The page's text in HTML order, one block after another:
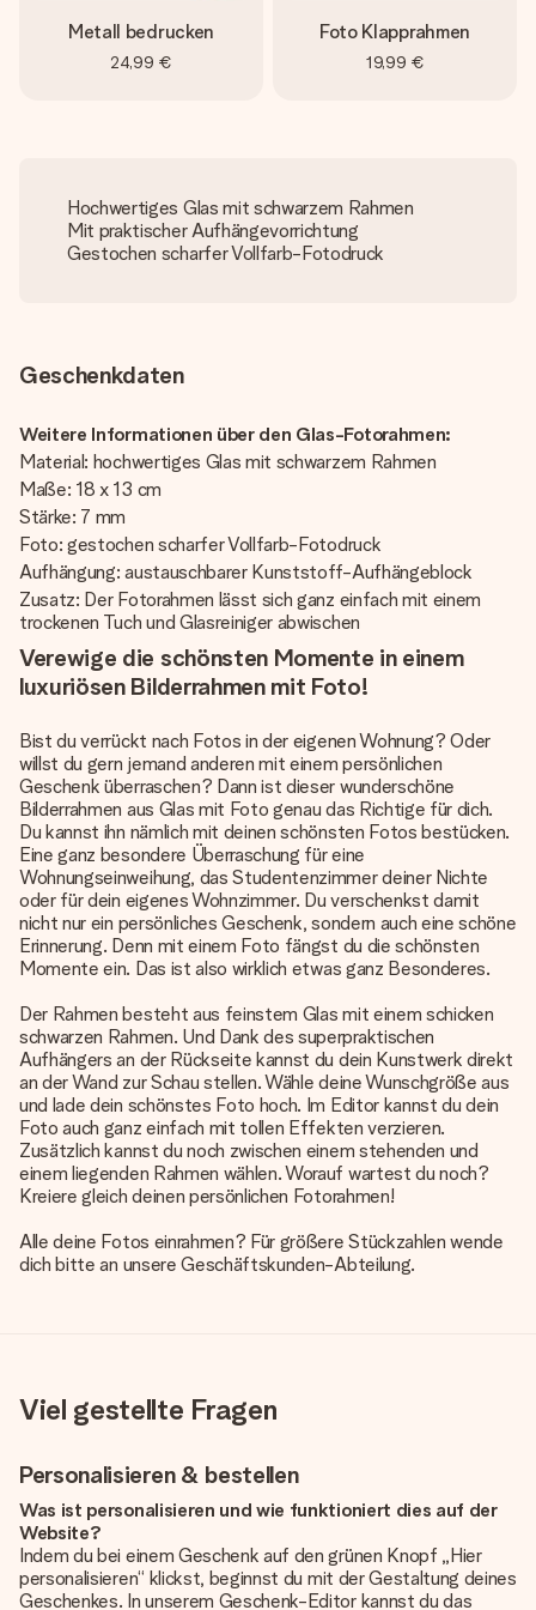
Metall bedrucken
24,99 €
Foto Klapprahmen
19,99 €
Hochwertiges Glas mit schwarzem Rahmen
Mit praktischer Aufhängevorrichtung
Gestochen scharfer Vollfarb-Fotodruck
Geschenkdaten
Weitere Informationen über den Glas-Fotorahmen:
Material: hochwertiges Glas mit schwarzem Rahmen
Maße: 18 x 13 cm
Stärke: 7 mm
Foto: gestochen scharfer Vollfarb-Fotodruck
Aufhängung: austauschbarer Kunststoff-Aufhängeblock
Zusatz: Der Fotorahmen lässt sich ganz einfach mit einem
trockenen Tuch und Glasreiniger abwischen
Verewige die schönsten Momente in einem
luxuriösen Bilderrahmen mit Foto!
Bist du verrückt nach Fotos in der eigenen Wohnung? Oder
willst du gern jemand anderen mit einem persönlichen
Geschenk überraschen? Dann ist dieser wunderschöne
Bilderrahmen aus Glas mit Foto genau das Richtige für dich.
Du kannst ihn nämlich mit deinen schönsten Fotos bestücken.
Eine ganz besondere Überraschung für eine
Wohnungseinweihung, das Studentenzimmer deiner Nichte
oder für dein eigenes Wohnzimmer. Du verschenkst damit
nicht nur ein persönliches Geschenk, sondern auch eine schöne
Erinnerung. Denn mit einem Foto fängst du die schönsten
Momente ein. Das ist also wirklich etwas ganz Besonderes.
Der Rahmen besteht aus feinstem Glas mit einem schicken
schwarzen Rahmen. Und Dank des superpraktischen
Aufhängers an der Rückseite kannst du dein Kunstwerk direkt
an der Wand zur Schau stellen. Wähle deine Wunschgröße aus
und lade dein schönstes Foto hoch. Im Editor kannst du dein
Foto auch ganz einfach mit tollen Effekten verzieren.
Zusätzlich kannst du noch zwischen einem stehenden und
einem liegenden Rahmen wählen. Worauf wartest du noch?
Kreiere gleich deinen persönlichen Fotorahmen!
Alle deine Fotos einrahmen? Für größere Stückzahlen wende
dich bitte an unsere Geschäftskunden-Abteilung.
Viel gestellte Fragen
Personalisieren & bestellen
Was ist personalisieren und wie funktioniert dies auf der
Website?
Indem du bei einem Geschenk auf den grünen Knopf „Hier
personalisieren“ klickst, beginnst du mit der Gestaltung deines
Geschenkes. In unserem Geschenk-Editor kannst du das